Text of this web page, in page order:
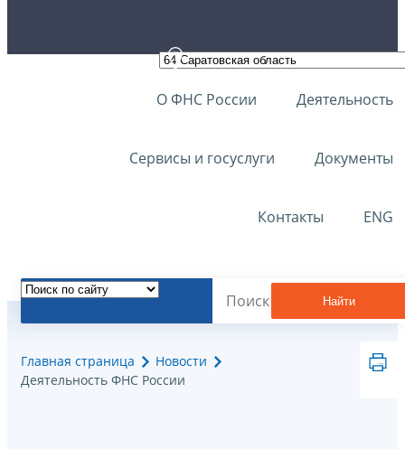
О ФНС России Деятельность
Сервисы и госуслуги Документы
Контакты ENG
Найти
Главная страница
Новости
Деятельность ФНС России